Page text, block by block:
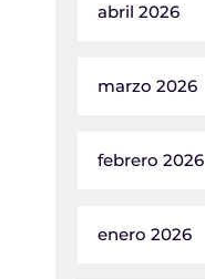
abril 2026
marzo 2026
febrero 2026
enero 2026